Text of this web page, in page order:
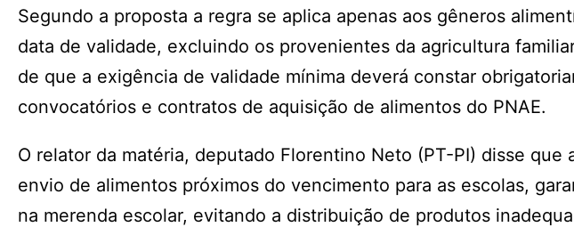
Segundo a proposta a regra se aplica apenas aos gêneros
data de validade, excluindo os provenientes da agricultura
de que a exigência de validade mínima deverá constar
convocatórios e contratos de aquisição de alimentos do PNAE.
O relator da matéria, deputado Florentino Neto (PT-PI) disse que
envio de alimentos próximos do vencimento para as escolas,
na merenda escolar, evitando a distribuição de produtos